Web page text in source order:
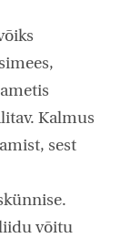
Kalmus
sest
võitu